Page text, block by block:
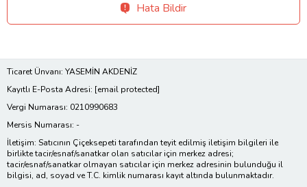
Hata Bildir
Ticaret Ünvanı: YASEMİN AKDENİZ
Kayıtlı E-Posta Adresi: [email protected]
Vergi Numarası: 0210990683
Mersis Numarası: -
İletişim: Satıcının Çiçeksepeti tarafından teyit edilmiş iletişim bilgileri ile
birlikte tacir/esnaf/sanatkar olan satıcılar için merkez adresi;
tacir/esnaf/sanatkar olmayan satıcılar için merkez adresinin bulunduğu il
bilgisi, ad, soyad ve T.C. kimlik numarası kayıt altında bulunmaktadır.